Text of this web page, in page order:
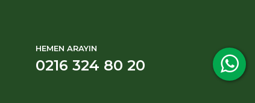
HEMEN ARAYIN
0216 324 80 20